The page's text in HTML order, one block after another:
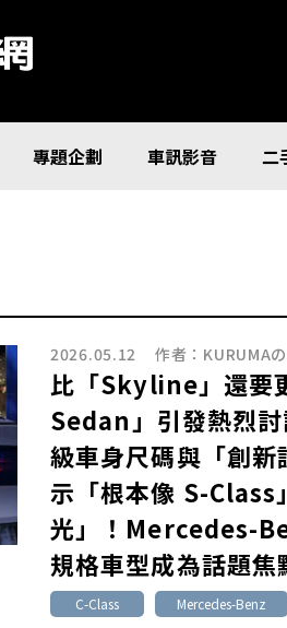
專題企劃 車訊影音 二
2026.05.12 作者： KURUMA
比「Skyline」還要
Sedan」引發熱烈
級車身尺碼與「創
示「根本像 S-Class
光」！Mercedes-
規格車型成為話題焦
C-Class Mercedes-Benz